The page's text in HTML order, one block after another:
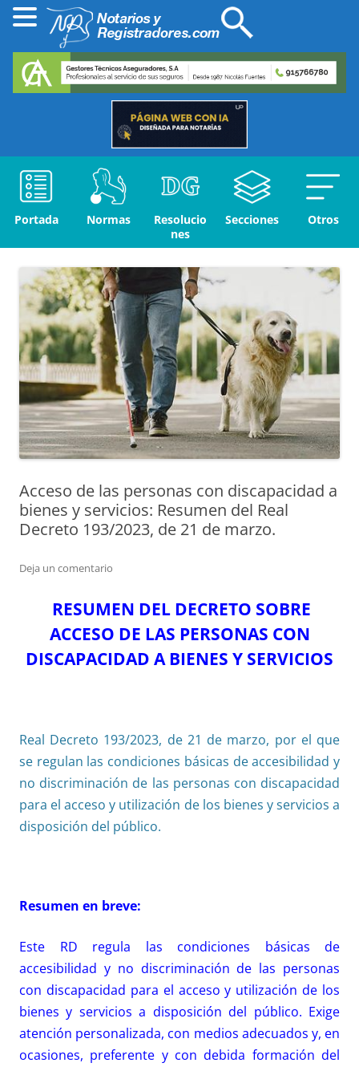
Portada Normas
Resolucio
nes
Secciones Otros
Acceso de las personas con discapacidad a
bienes y servicios: Resumen del Real
Decreto 193/2023, de 21 de marzo.
Deja un comentario
RESUMEN DEL DECRETO SOBRE
ACCESO DE LAS PERSONAS CON
DISCAPACIDAD A BIENES Y SERVICIOS
Real Decreto 193/2023, de 21 de marzo, por el que
se regulan las condiciones básicas de accesibilidad y
no discriminación de las personas con discapacidad
para el acceso y utilización de los bienes y servicios a
disposición del público.
Resumen en breve:
Este RD regula las condiciones básicas de
accesibilidad y no discriminación de las personas
con discapacidad para el acceso y utilización de los
bienes y servicios a disposición del público. Exige
atención personalizada, con medios adecuados y, en
ocasiones, preferente y con debida formación del